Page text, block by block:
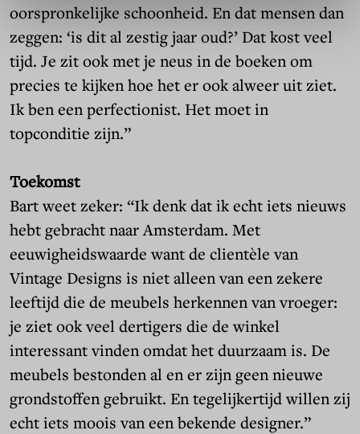
oorspronkelijke schoonheid. En dat mensen dan
zeggen: ‘is dit al zestig jaar oud?’ Dat kost veel
tijd. Je zit ook met je neus in de boeken om
precies te kijken hoe het er ook alweer uit ziet.
Ik ben een perfectionist. Het moet in
topconditie zijn.”
Toekomst
Bart weet zeker: “Ik denk dat ik echt iets nieuws
hebt gebracht naar Amsterdam. Met
eeuwigheidswaarde want de clientèle van
Vintage Designs is niet alleen van een zekere
leeftijd die de meubels herkennen van vroeger:
je ziet ook veel dertigers die de winkel
interessant vinden omdat het duurzaam is. De
meubels bestonden al en er zijn geen nieuwe
grondstoffen gebruikt. En tegelijkertijd willen zij
echt iets moois van een bekende designer.”